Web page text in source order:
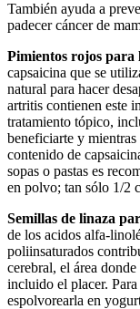
También ayuda a
padecer cáncer de
Pimientos rojos
capsaicina que se
natural para hacer
artritis contienen este
tratamiento tópico,
beneficiarte y mientras
contenido de
sopas o pastas es
en polvo; tan sólo 1/2
Semillas de linaza
de los acidos alfa-
poliinsaturados
cerebral, el área
incluido el placer.
espolvorearla en